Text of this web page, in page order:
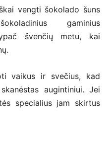
vengti šokolado šuns
gaminius
švenčių metu, kai
vaikus ir svečius, kad
augintiniui. Jei
specialius jam skirtus